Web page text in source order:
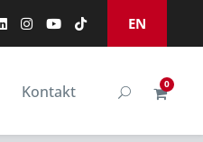
EN
Kontakt 0